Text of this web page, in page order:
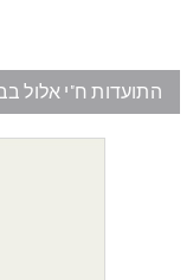
התועדות ח"י אלול